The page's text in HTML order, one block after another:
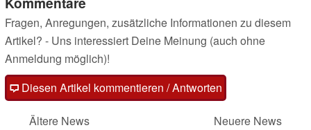
Fragen, Anregungen, zusätzliche Informationen zu diesem
Artikel? - Uns interessiert Deine Meinung (auch ohne
Anmeldung möglich)!
Diesen Artikel kommentieren / Antworten
Ältere News
Neuere News